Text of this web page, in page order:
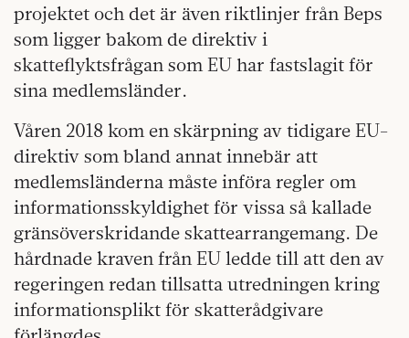
projektet och det är även riktlinjer från Beps
som ligger bakom de direktiv i
skatteflyktsfrågan som EU har fastslagit för
sina medlemsländer.
Våren 2018 kom en skärpning av tidigare EU-
direktiv som bland annat innebär att
medlemsländerna måste införa regler om
informationsskyldighet för vissa så kallade
gränsöverskridande skattearran­gemang. De
hårdnade kraven från EU ledde till att den av
regeringen redan tillsatta utredningen kring
informationsplikt för skatterådgivare